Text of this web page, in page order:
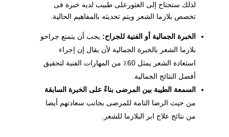
لذلك ستحتاج إلى العثورعلى طبيب لديه خبرة فى
تخصص بلازما الشعر ويتم تحديثه بالمفاهيم الحالية.
الخبرة الجمالية أو الفنية للجراح: يجب أن يتمتع جراحو
بلازما الشعر بالخبرة الجمالية لأن يقال إن إجراء
استعادة الشعر يمثل 60٪ من المهارات الفنية لتحقيق
أفضل النتائج الجمالية.
السمعة الطيبة بين المرضى بناءً على الخبرة السابقة
من حيث الرضا التامة للمرضى بجانب سعادتهم أيضا
من نتائج علاج ابر البلازما للشعر.